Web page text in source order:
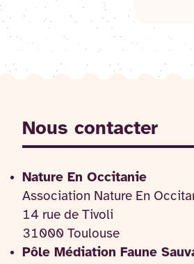
Nous contacter
Nature En Occitanie
Association Nature En
14 rue de Tivoli
31000 Toulouse
Pôle Médiation Faune